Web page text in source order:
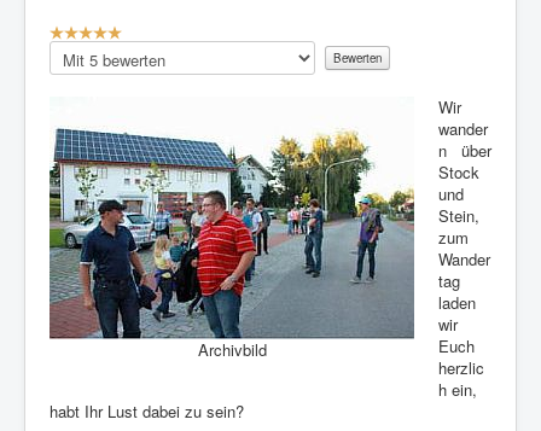
B
e
w
u
n
g
:
5
/
Bitte
bewerten
Archivbild
Wir
wander
n über
Stock
und
Stein,
zum
Wander
tag
laden
wir
Euch
herzlic
h ein,
habt Ihr Lust dabei zu sein?